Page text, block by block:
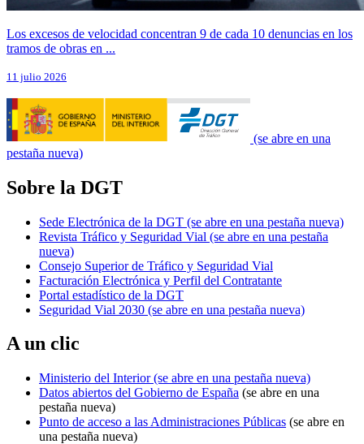
Los excesos de velocidad concentran 9 de cada 10 denuncias en los
tramos de obras en ...
11 julio 2026
(se abre en una
pestaña nueva)
Sobre la DGT
Sede Electrónica de la DGT (se abre en una pestaña nueva)
Revista Tráfico y Seguridad Vial (se abre en una pestaña
nueva)
Consejo Superior de Tráfico y Seguridad Vial
Facturación Electrónica y Perfil del Contratante
Portal estadístico de la DGT
Seguridad Vial 2030 (se abre en una pestaña nueva)
A un clic
Ministerio del Interior(se abre en una pestaña nueva)
Datos abiertos del Gobierno de España (se abre en una
pestaña nueva)
Punto de acceso a las Administraciones Públicas (se abre en
una pestaña nueva)